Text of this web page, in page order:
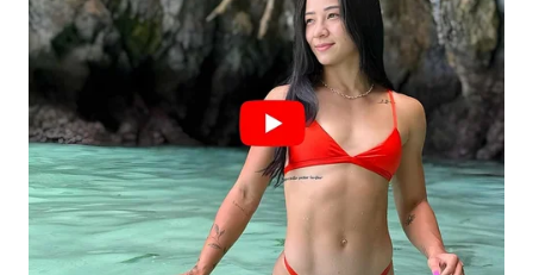
WN
INDRAMAYU
KUNINGAN
WN
MAJALENGKA